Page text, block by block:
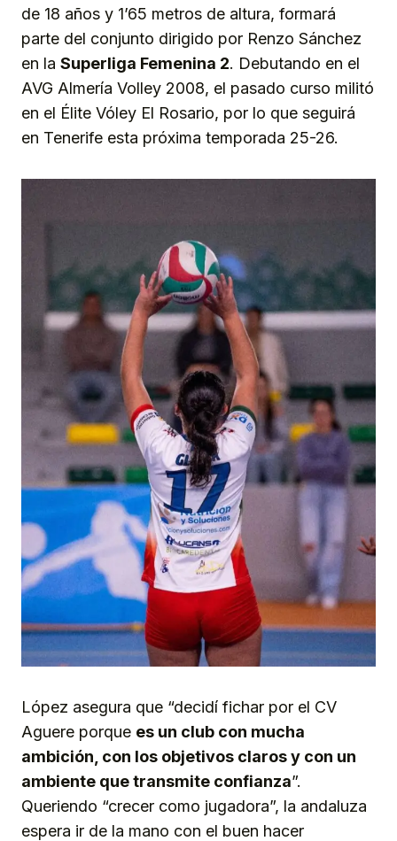
de 18 años y 1’65 metros de altura, formará
parte del conjunto dirigido por Renzo Sánchez
en la Superliga Femenina 2. Debutando en el
AVG Almería Volley 2008, el pasado curso militó
en el Élite Vóley El Rosario, por lo que seguirá
en Tenerife esta próxima temporada 25-26.
López asegura que “decidí fichar por el CV
Aguere porque es un club con mucha
ambición, con los objetivos claros y con un
ambiente que transmite confianza”.
Queriendo “crecer como jugadora”, la andaluza
espera ir de la mano con el buen hacer